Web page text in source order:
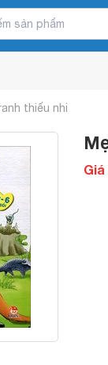
thiếu nhi